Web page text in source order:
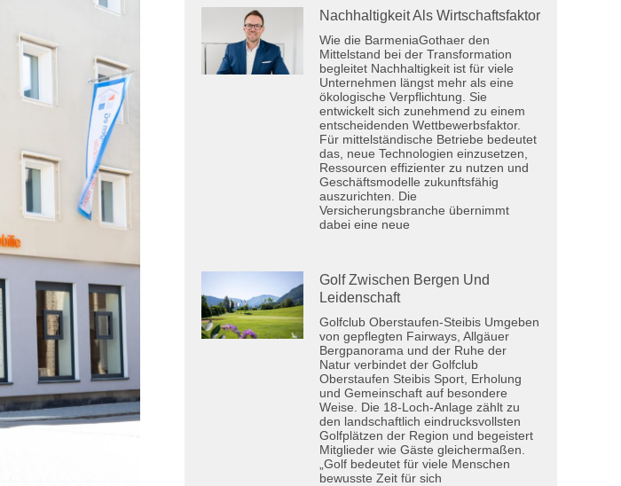
Nachhaltigkeit Als Wirtschaftsfaktor
Wie die BarmeniaGothaer den
Mittelstand bei der Transformation
begleitet Nachhaltigkeit ist für viele
Unternehmen längst mehr als eine
ökologische Verpflichtung. Sie
entwickelt sich zunehmend zu einem
entscheidenden Wettbewerbsfaktor.
Für mittelständische Betriebe bedeutet
das, neue Technologien einzusetzen,
Ressourcen effizienter zu nutzen und
Geschäftsmodelle zukunftsfähig
auszurichten. Die
Versicherungsbranche übernimmt
dabei eine neue
Golf Zwischen Bergen Und
Leidenschaft
Golfclub Oberstaufen-Steibis Umgeben
von gepflegten Fairways, Allgäuer
Bergpanorama und der Ruhe der
Natur verbindet der Golfclub
Oberstaufen Steibis Sport, Erholung
und Gemeinschaft auf besondere
Weise. Die 18-Loch-Anlage zählt zu
den landschaftlich eindrucksvollsten
Golfplätzen der Region und begeistert
Mitglieder wie Gäste gleichermaßen.
„Golf bedeutet für viele Menschen
bewusste Zeit für sich